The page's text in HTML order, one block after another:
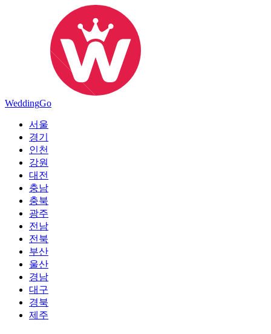
WeddingGo
서울
경기
인천
강원
대전
충남
충북
광주
전남
전북
부산
울산
경남
대구
경북
제주